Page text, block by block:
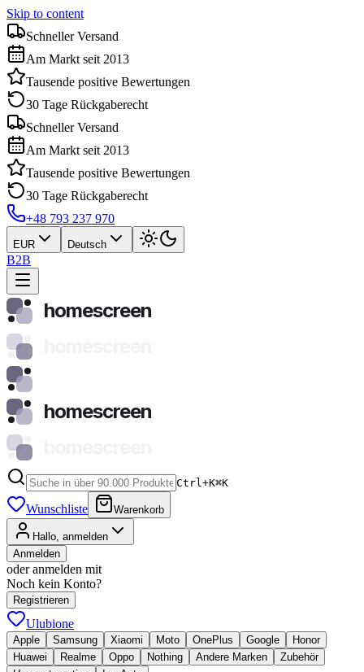
Skip to content
Schneller Versand
Am Markt seit 2013
Tausende positive Bewertungen
30 Tage Rückgaberecht
Schneller Versand
Am Markt seit 2013
Tausende positive Bewertungen
30 Tage Rückgaberecht
+48 793 237 970
EUR Deutsch
B2B
homescreen
homescreen
Ctrl+K⌘K
Wunschliste Warenkorb
Hallo, anmelden
Anmelden
oder anmelden mit
Noch kein Konto?
Registrieren
Ulubione
Apple Samsung Xiaomi Moto OnePlus Google
Honor
Huawei
Realme Oppo Nothing Andere Marken
Zubehör